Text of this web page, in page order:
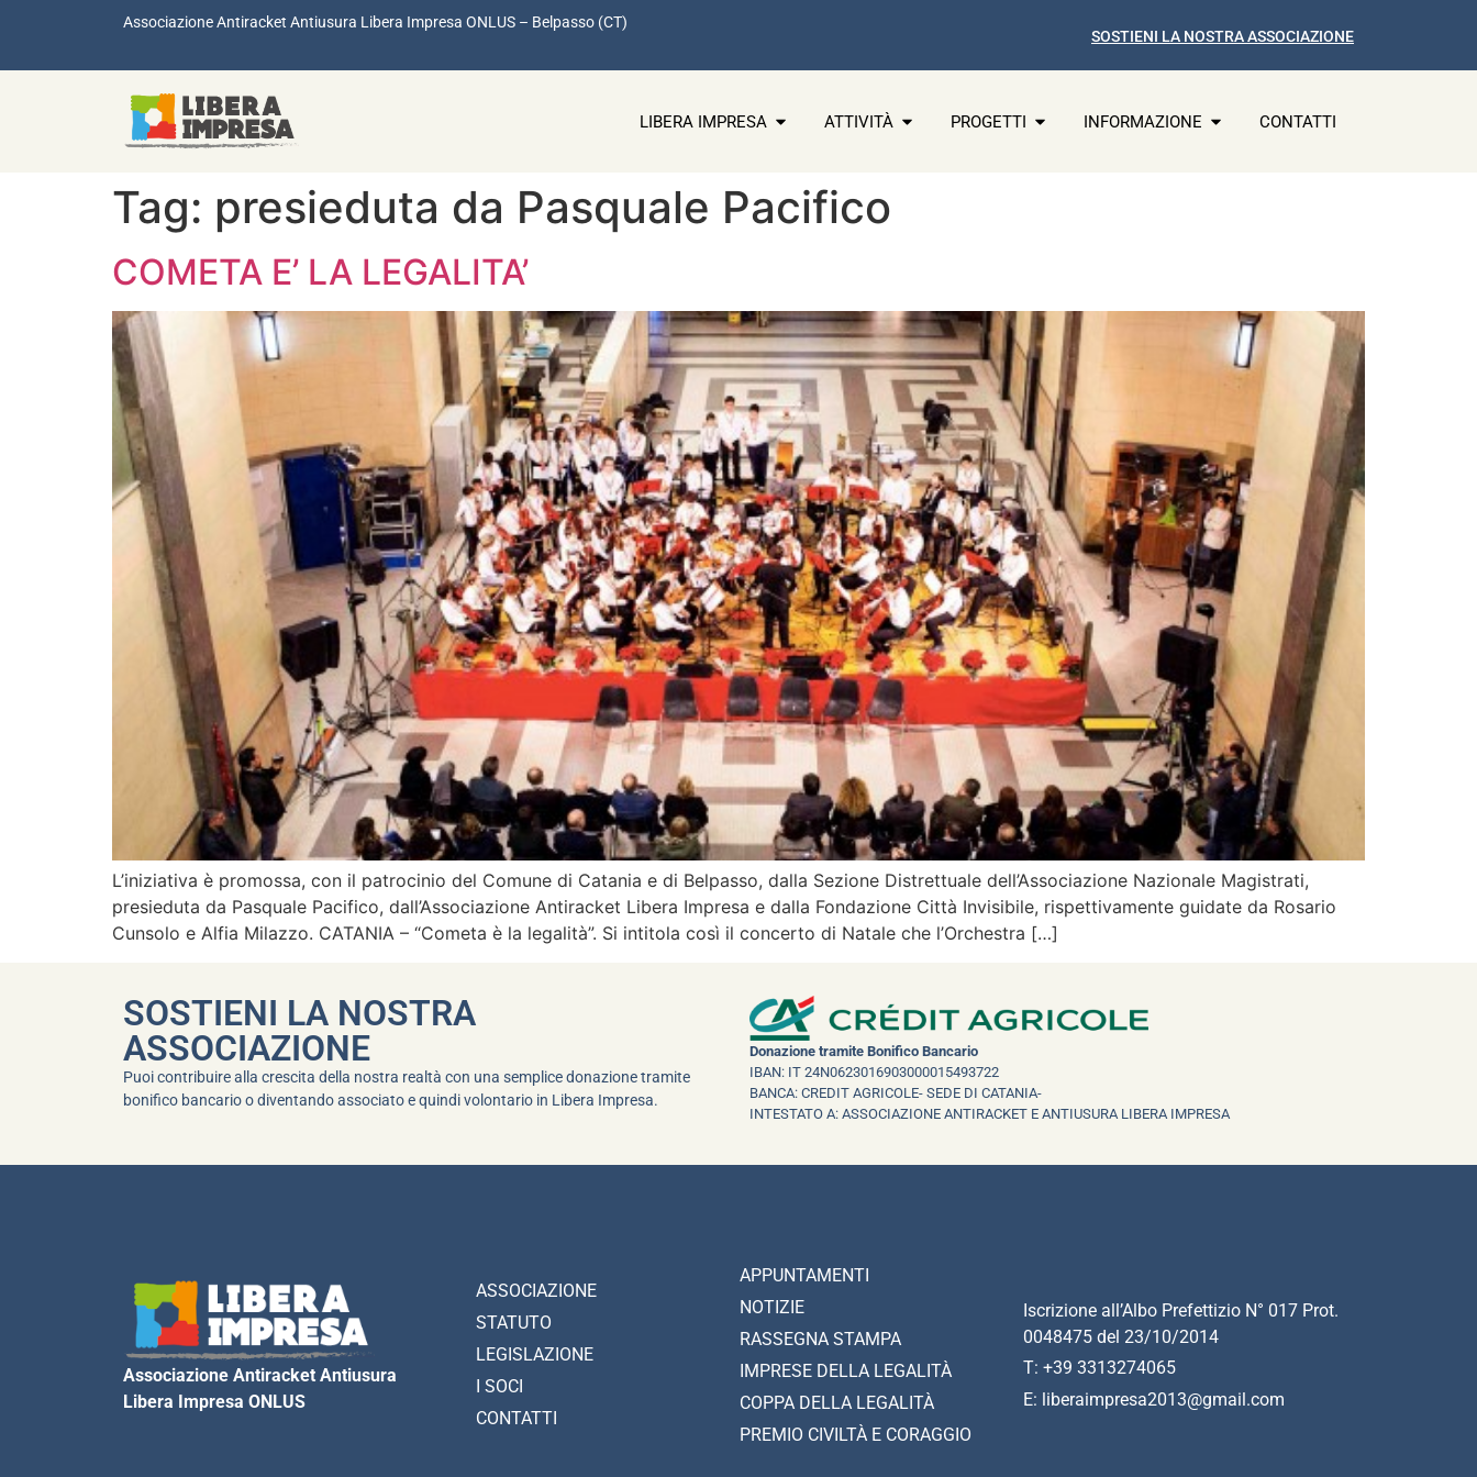
Associazione Antiracket Antiusura Libera Impresa ONLUS – Belpasso (CT)
SOSTIENI LA NOSTRA ASSOCIAZIONE
LIBERA IMPRESA ATTIVITÀ PROGETTI INFORMAZIONE CONTATTI
Tag: presieduta da Pasquale Pacifico
COMETA E’ LA LEGALITA’
L’iniziativa è promossa, con il patrocinio del Comune di Catania e di Belpasso, dalla Sezione Distrettuale dell’Associazione Nazionale Magistrati,
presieduta da Pasquale Pacifico, dall’Associazione Antiracket Libera Impresa e dalla Fondazione Città Invisibile, rispettivamente guidate da Rosario
Cunsolo e Alfia Milazzo. CATANIA – “Cometa è la legalità”. Si intitola così il concerto di Natale che l’Orchestra […]
SOSTIENI LA NOSTRA
ASSOCIAZIONE
Puoi contribuire alla crescita della nostra realtà con una semplice donazione tramite
bonifico bancario o diventando associato e quindi volontario in Libera Impresa.
Donazione tramite Bonifico Bancario
IBAN: IT 24N0623016903000015493722
BANCA: CREDIT AGRICOLE- SEDE DI CATANIA-
INTESTATO A: ASSOCIAZIONE ANTIRACKET E ANTIUSURA LIBERA IMPRESA
Associazione Antiracket Antiusura
Libera Impresa ONLUS
ASSOCIAZIONE
STATUTO
LEGISLAZIONE
I SOCI
CONTATTI
APPUNTAMENTI
NOTIZIE
RASSEGNA STAMPA
IMPRESE DELLA LEGALITÀ
COPPA DELLA LEGALITÀ
PREMIO CIVILTÀ E CORAGGIO
Iscrizione all’Albo Prefettizio N° 017 Prot.
0048475 del 23/10/2014
T: +39 3313274065
E: liberaimpresa2013@gmail.com